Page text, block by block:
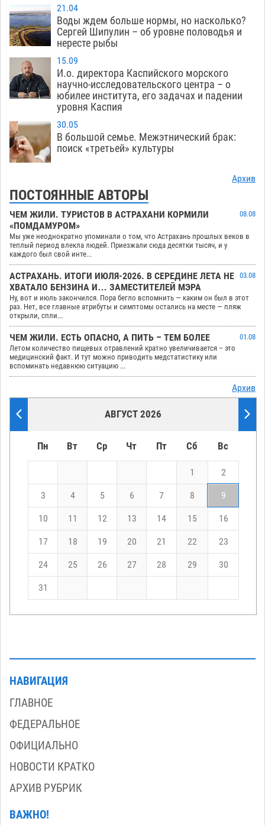
21.04
Воды ждем больше нормы, но насколько?
Сергей Шипулин – об уровне половодья и
нересте рыбы
15.09
И.о. директора Каспийского морского
научно-исследовательского центра – о
юбилее института, его задачах и падении
уровня Каспия
30.05
В большой семье. Межэтнический брак:
поиск «третьей» культуры
Архив
ПОСТОЯННЫЕ АВТОРЫ
ЧЕМ ЖИЛИ. ТУРИСТОВ В АСТРАХАНИ КОРМИЛИ
«ПОМДАМУРОМ»
08.08
Мы уже неоднократно упоминали о том, что Астрахань прошлых веков в
теплый период влекла людей. Приезжали сюда десятки тысяч, и у
каждого был свой инте...
АСТРАХАНЬ. ИТОГИ ИЮЛЯ-2026. В СЕРЕДИНЕ ЛЕТА НЕ
ХВАТАЛО БЕНЗИНА И… ЗАМЕСТИТЕЛЕЙ МЭРА
03.08
Ну, вот и июль закончился. Пора бегло вспомнить — каким он был в этот
раз. Нет, все главные атрибуты и симптомы остались на месте — пляж
открыли, спли...
ЧЕМ ЖИЛИ. ЕСТЬ ОПАСНО, А ПИТЬ – ТЕМ БОЛЕЕ
01.08
Летом количество пищевых отравлений кратно увеличивается – это
медицинский факт. И тут можно приводить медстатистику или
вспоминать недавнюю ситуацию ...
Архив
АВГУСТ 2026
Пн Вт Ср Чт Пт Сб Вс
1 2
3 4 5 6 7 8 9
10 11 12 13 14 15 16
17 18 19 20 21 22 23
24 25 26 27 28 29 30
31
НАВИГАЦИЯ
ГЛАВНОЕ
ФЕДЕРАЛЬНОЕ
ОФИЦИАЛЬНО
НОВОСТИ КРАТКО
АРХИВ РУБРИК
ВАЖНО!